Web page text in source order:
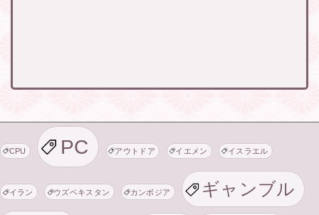
CPU PC アウトドア イエメン イスラエル
イラン ウズベキスタン カンボジア ギャンブル